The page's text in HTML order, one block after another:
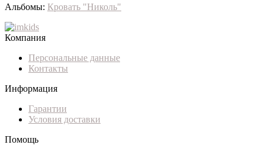
Альбомы: Кровать "Николь"
Компания
Персональные данные
Контакты
Информация
Гарантии
Условия доставки
Помощь